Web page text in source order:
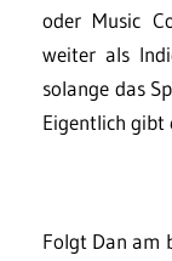
oder Music
weiter als
solange das
Eigentlich gibt
Folgt Dan am